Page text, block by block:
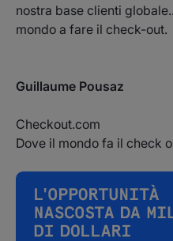
nostra base clienti
mondo a fare il check-out.
Guillaume Pousaz
Checkout.com
Dove il mondo fa il check